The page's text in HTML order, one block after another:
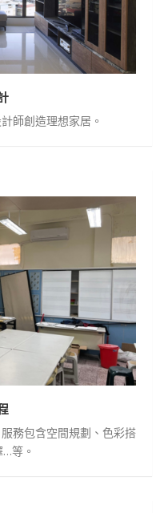
師創造理想家居。
務包含空間規劃、色彩搭
等。